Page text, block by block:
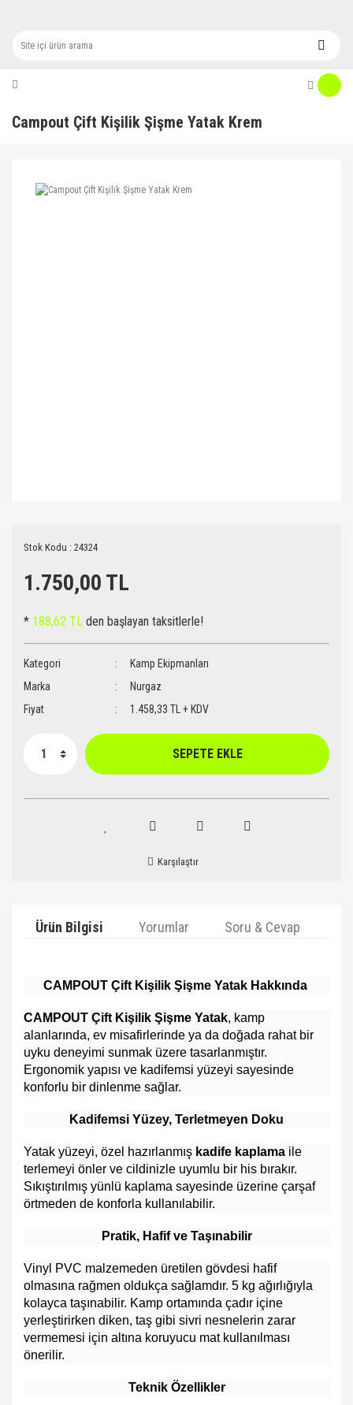
Campout Çift Kişilik Şişme Yatak Krem
Stok Kodu : 24324
1.750,00 TL
* 188,62 TL den başlayan taksitlerle!
Kategori
Kamp Ekipmanları
Marka
Nurgaz
Fiyat
1.458,33 TL + KDV
SEPETE EKLE
Karşılaştır
Ürün Bilgisi Yorumlar Soru & Cevap
CAMPOUT Çift Kişilik Şişme Yatak Hakkında
CAMPOUT Çift Kişilik Şişme Yatak, kamp
alanlarında, ev misafirlerinde ya da doğada rahat bir
uyku deneyimi sunmak üzere tasarlanmıştır.
Ergonomik yapısı ve kadifemsi yüzeyi sayesinde
konforlu bir dinlenme sağlar.
Kadifemsi Yüzey, Terletmeyen Doku
Yatak yüzeyi, özel hazırlanmış kadife kaplama ile
terlemeyi önler ve cildinizle uyumlu bir his bırakır.
Sıkıştırılmış yünlü kaplama sayesinde üzerine çarşaf
örtmeden de konforla kullanılabilir.
Pratik, Hafif ve Taşınabilir
Vinyl PVC malzemeden üretilen gövdesi hafif
olmasına rağmen oldukça sağlamdır. 5 kg ağırlığıyla
kolayca taşınabilir. Kamp ortamında çadır içine
yerleştirirken diken, taş gibi sivri nesnelerin zarar
vermemesi için altına koruyucu mat kullanılması
önerilir.
Teknik Özellikler